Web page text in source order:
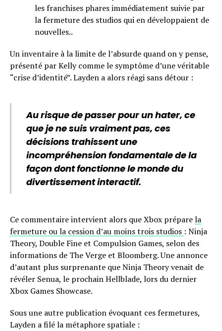
les franchises phares immédiatement suivie par
la fermeture des studios qui en développaient de
nouvelles..
Un inventaire à la limite de l’absurde quand on y pense,
présenté par Kelly comme le symptôme d’une véritable
“crise d’identité”. Layden a alors réagi sans détour :
Au risque de passer pour un hater, ce
que je ne suis vraiment pas, ces
décisions trahissent une
incompréhension fondamentale de la
façon dont fonctionne le monde du
divertissement interactif.
Ce commentaire intervient alors que Xbox préparela
fermeture ou la cession d’au moins trois studios : Ninja
Theory, Double Fine et Compulsion Games, selon des
informations de The Verge et Bloomberg. Une annonce
d’autant plus surprenante que Ninja Theory venait de
révéler Senua, le prochain Hellblade, lors du dernier
Xbox Games Showcase.
Sous une autre publication évoquant ces fermetures,
Layden a filé la métaphore spatiale :